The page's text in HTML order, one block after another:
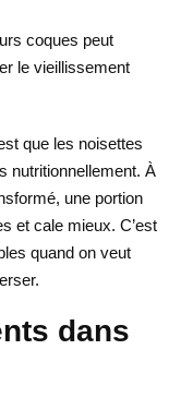
coques peut
le vieillissement
que les noisettes
nutritionnellement. À
une portion
et cale mieux. C’est
quand on veut
dans